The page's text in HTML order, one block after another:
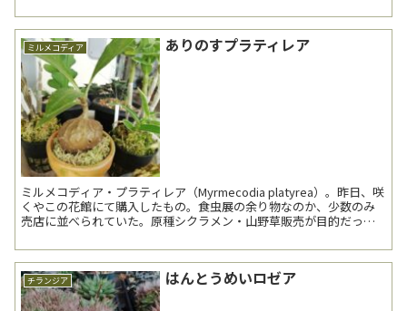
ミルメコディア ありのすプラティレア
ミルメコディア・プラティレア（Myrmecodia platyrea）。昨日、咲
くやこの花館にて購入したもの。食虫展の余り物なのか、少数のみ
売店に並べられていた。原種シクラメン・山野草販売が目的だった
チランジア はんとうめいロゼア